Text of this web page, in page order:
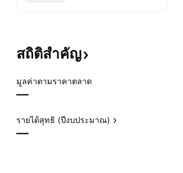
สถิติสำคัญ
มูลค่าตามราคาตลาด
—
รายได้สุทธิ (ปีงบประมาณ)
—